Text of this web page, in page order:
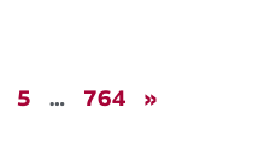
5 … 764 »